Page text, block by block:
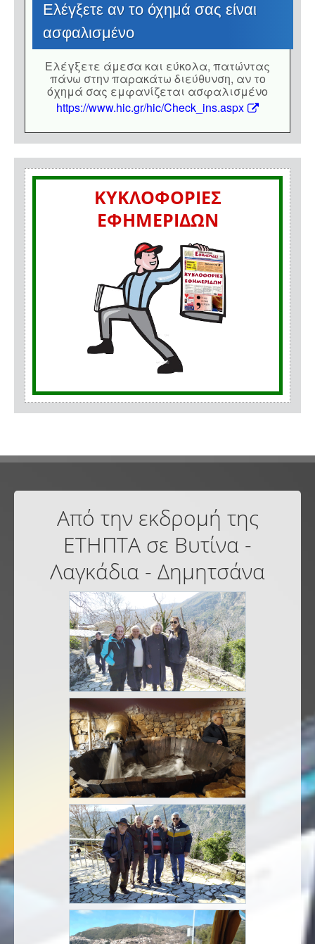
Eλέγξετε αν το όχημά σας είναι
ασφαλισμένο
Eλέγξετε άμεσα και εύκολα, πατώντας
πάνω στην παρακάτω διεύθυνση, αν το
όχημά σας εμφανίζεται ασφαλισμένο
https://www.hic.gr/hic/Check_ins.aspx
ΚΥΚΛΟΦΟΡΙΕΣ
ΕΦΗΜΕΡΙΔΩΝ
Από την εκδρομή της
ΕΤΗΠΤΑ σε Βυτίνα -
Λαγκάδια - Δημητσάνα